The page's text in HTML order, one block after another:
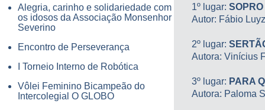
Alegria, carinho e solidariedade com
os idosos da Associação Monsenhor
Severino
Encontro de Perseverança
I Torneio Interno de Robótica
Vôlei Feminino Bicampeão do
Intercolegial O GLOBO
1º lugar:
Autor: Fábio
2º lugar:
Autora: Vinícius
3º lugar: PARA
Autora: Paloma